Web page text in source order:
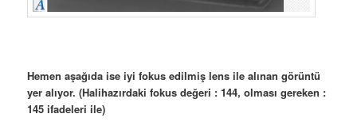
Hemen aşağıda ise iyi fokus edilmiş lens ile alınan görüntü
yer alıyor. (Halihazırdaki fokus değeri : 144, olması gereken :
145 ifadeleri ile)